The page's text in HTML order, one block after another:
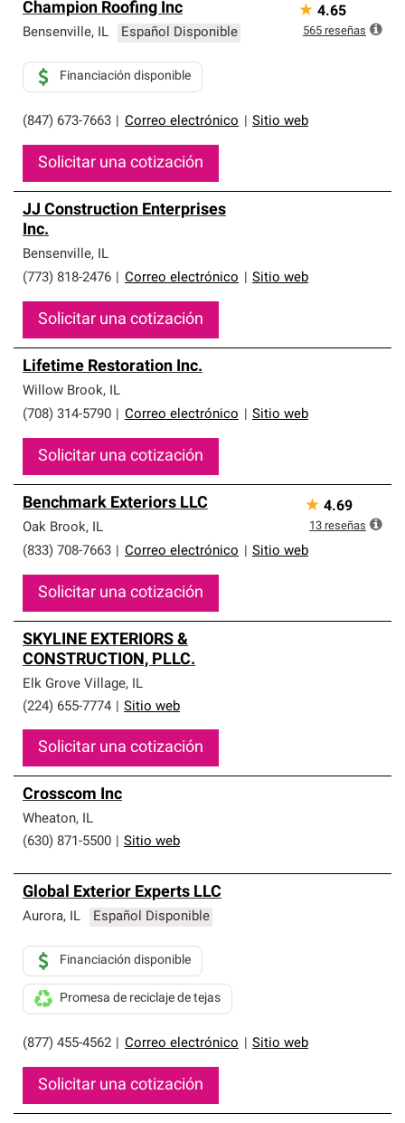
Champion Roofing Inc
Bensenville, IL Español Disponible
(847) 673-7663 Correo electrónico Sitio web
Financiación disponible
Solicitar una cotización
★ 4.65
565 reseñas
JJ Construction Enterprises
Inc.
Bensenville, IL
(773) 818-2476
Correo electrónico Sitio web
Solicitar una cotización
Lifetime Restoration Inc.
Willow Brook, IL
(708) 314-5790
Correo electrónico Sitio web
Solicitar una cotización
Benchmark Exteriors LLC
Oak Brook, IL
(833) 708-7663
Correo electrónico Sitio web
Solicitar una cotización
★ 4.69
13 reseñas
SKYLINE EXTERIORS &
CONSTRUCTION, PLLC.
Elk Grove Village, IL
(224) 655-7774
Sitio web
Solicitar una cotización
Crosscom Inc
Wheaton, IL
(630) 871-5500
Sitio web
Global Exterior Experts LLC
Aurora, IL Español Disponible
(877) 455-4562 Correo electrónico Sitio web
Financiación disponible
Promesa de reciclaje de tejas
Solicitar una cotización